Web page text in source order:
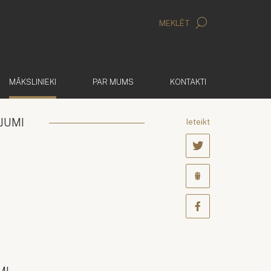
MEKLĒT
MĀKSLINIEKI PAR MUMS KONTAKTI
Ieteikt